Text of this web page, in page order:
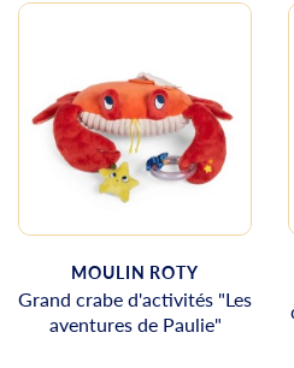
MOULIN ROTY
Grand crabe d'activités "Les
aventures de Paulie"